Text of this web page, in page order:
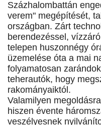
Százhalombattán
verem" megépítését,
országban. Zárt
berendezéssel,
telepen huszonnégy
üzemelése óta a mai
folyamatosan
teherautók, hogy
rakományaiktól.
Valamilyen
hiszen évente
veszélyesnek